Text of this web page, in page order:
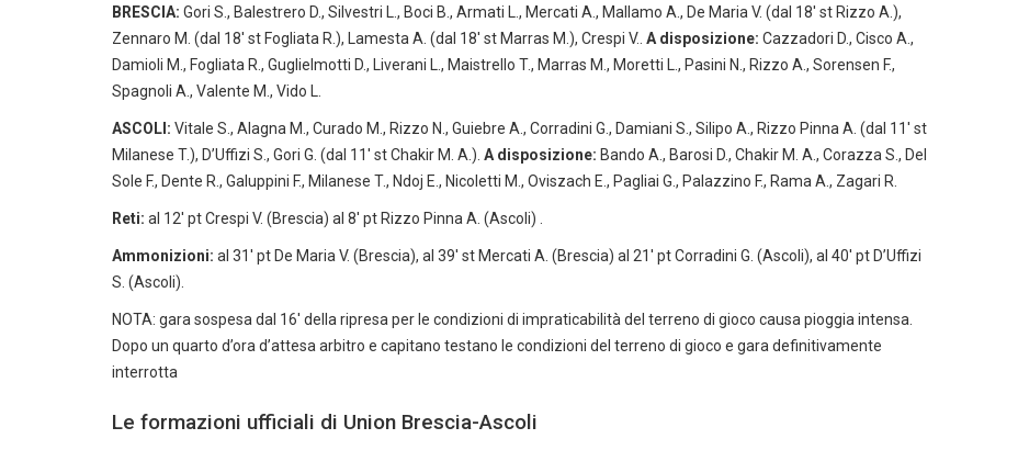
BRESCIA: Gori S., Balestrero D., Silvestri L., Boci B., Armati L., Mercati A., Mallamo A., De Maria V. (dal 18′ st Rizzo A.),
Zennaro M. (dal 18′ st Fogliata R.), Lamesta A. (dal 18′ st Marras M.), Crespi V.. A disposizione: Cazzadori D., Cisco A.,
Damioli M., Fogliata R., Guglielmotti D., Liverani L., Maistrello T., Marras M., Moretti L., Pasini N., Rizzo A., Sorensen F.,
Spagnoli A., Valente M., Vido L.
ASCOLI: Vitale S., Alagna M., Curado M., Rizzo N., Guiebre A., Corradini G., Damiani S., Silipo A., Rizzo Pinna A. (dal 11′ st
Milanese T.), D’Uffizi S., Gori G. (dal 11′ st Chakir M. A.). A disposizione: Bando A., Barosi D., Chakir M. A., Corazza S., Del
Sole F., Dente R., Galuppini F., Milanese T., Ndoj E., Nicoletti M., Oviszach E., Pagliai G., Palazzino F., Rama A., Zagari R.
Reti: al 12′ pt Crespi V. (Brescia) al 8′ pt Rizzo Pinna A. (Ascoli) .
Ammonizioni: al 31′ pt De Maria V. (Brescia), al 39′ st Mercati A. (Brescia) al 21′ pt Corradini G. (Ascoli), al 40′ pt D’Uffizi
S. (Ascoli).
NOTA: gara sospesa dal 16′ della ripresa per le condizioni di impraticabilità del terreno di gioco causa pioggia intensa.
Dopo un quarto d’ora d’attesa arbitro e capitano testano le condizioni del terreno di gioco e gara definitivamente
interrotta
Le formazioni ufficiali di Union Brescia-Ascoli